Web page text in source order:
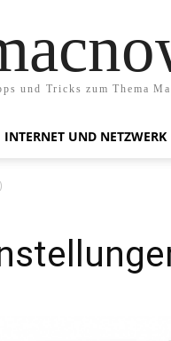
und Tricks zum Thema
INTERNET UND NETZWERK